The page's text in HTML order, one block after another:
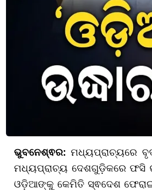
ଭୁବନେଶ୍ଵର:ମଧ୍ୟପ୍ରାଚ୍ୟରେ
ମଧ୍ୟପ୍ରାଚ୍ୟ ଦେଶଗୁଡ଼ିକରେ ଫସି
ଓଡ଼ିଆଙ୍କୁ କେମିତି ସ୍ଵଦେଶ